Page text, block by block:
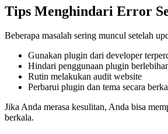
Tips Menghindari Error
Beberapa masalah sering muncul setelah
Gunakan plugin dari developer
Hindari penggunaan plugin
Rutin melakukan audit website
Perbarui plugin dan tema secara
Jika Anda merasa kesulitan, Anda bisa
berkala.